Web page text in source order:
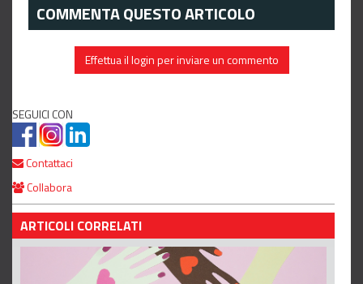
COMMENTA QUESTO ARTICOLO
Effettua il login per inviare un commento
SEGUICI CON
Contattaci
Collabora
ARTICOLI CORRELATI